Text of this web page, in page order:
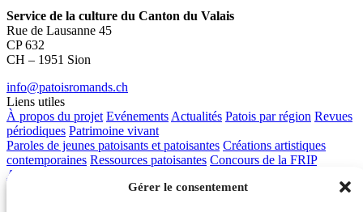
Gérer le consentement
Service de la culture du Canton du Valais
Rue de Lausanne 45
CP 632
CH – 1951 Sion
info@patoisromands.ch
Liens utiles
À propos du projet Evénements Actualités Patois par région Revues
périodiques Patrimoine vivant
Paroles de jeunes patoisants et patoisantes Créations artistiques
contemporaines Ressources patoisantes Concours de la FRIP
Apprendre les patois